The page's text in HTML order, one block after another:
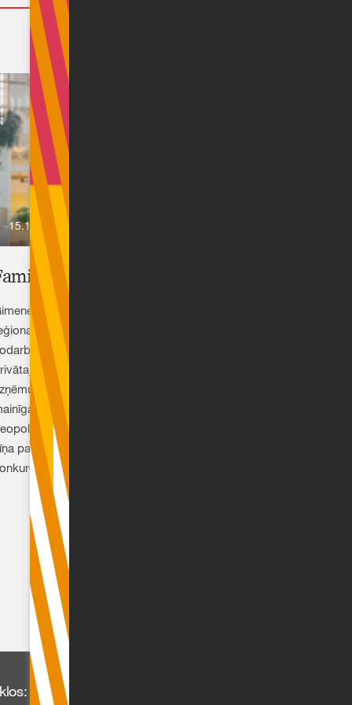
palielināšanai Latvijā un citviet Eiropā.
15.10.2024
Business Survey - CEE
uzņēmumi sniedz būtisku ieguldījumu CEA
ekonomiskajā izaugsmē, attīstībā un
veidojot 40–50% no visām darbavietām
sektorā. Tomēr mūsdienu ģimenes
ir jārisina vairāki izaicinājumi strauji
uzņēmējdarbības vidē: ekonomiskā un
nestabilitāte, tehnoloģiskie izaicinājumi,
par kvalificētiem talantiem, kiberriski un saasināta